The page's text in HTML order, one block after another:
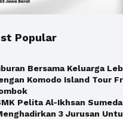
Popular
Bersama Keluarga
Komodo Island Tour
Pelita Al-Ikhsan
3 Jurusan